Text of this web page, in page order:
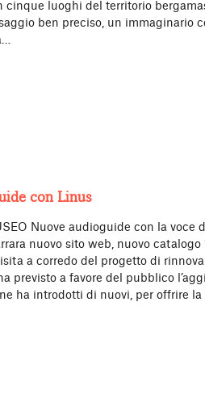
luoghi del territorio
ben preciso, un immaginario
con Linus
Nuove audioguide con la voce
nuovo sito web, nuovo catalogo
a corredo del progetto di
previsto a favore del pubblico
ha introdotti di nuovi, per offrire